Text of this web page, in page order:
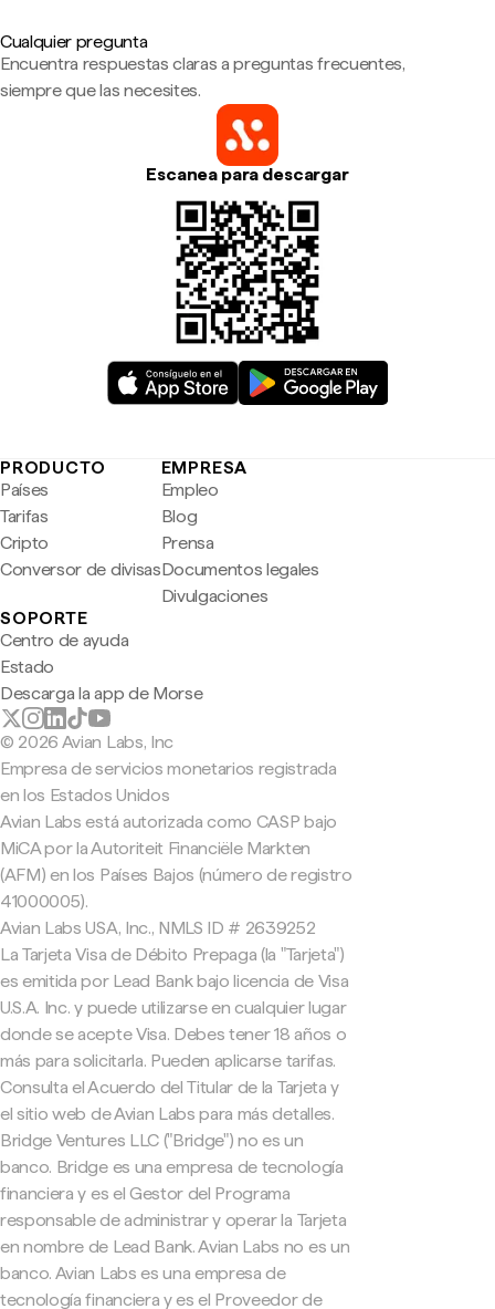
Cualquier pregunta
Encuentra respuestas claras a preguntas frecuentes,
siempre que las necesites.
Escanea para descargar
PRODUCTO
Países
Tarifas
Cripto
Conversor de divisas
EMPRESA
Empleo
Blog
Prensa
Documentos legales
Divulgaciones
SOPORTE
Centro de ayuda
Estado
Descarga la app de Morse
© 2026 Avian Labs, Inc
Empresa de servicios monetarios registrada
en los Estados Unidos
Avian Labs está autorizada como CASP bajo
MiCA por la Autoriteit Financiële Markten
(AFM) en los Países Bajos (número de registro
41000005).
Avian Labs USA, Inc., NMLS ID # 2639252
La Tarjeta Visa de Débito Prepaga (la "Tarjeta")
es emitida por Lead Bank bajo licencia de Visa
U.S.A. Inc. y puede utilizarse en cualquier lugar
donde se acepte Visa. Debes tener 18 años o
más para solicitarla. Pueden aplicarse tarifas.
Consulta el Acuerdo del Titular de la Tarjeta y
el sitio web de Avian Labs para más detalles.
Bridge Ventures LLC ("Bridge") no es un
banco. Bridge es una empresa de tecnología
financiera y es el Gestor del Programa
responsable de administrar y operar la Tarjeta
en nombre de Lead Bank. Avian Labs no es un
banco. Avian Labs es una empresa de
tecnología financiera y es el Proveedor de